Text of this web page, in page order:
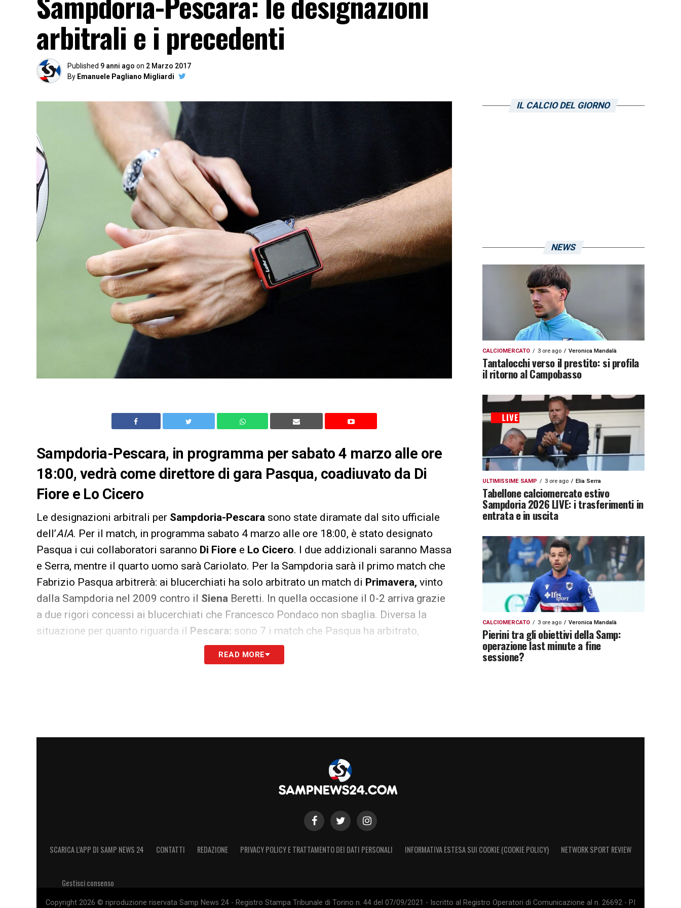
arbitrali e i precedenti
Published 9 anni ago on 2 Marzo 2017
By Emanuele Pagliano Migliardi
Sampdoria-Pescara, in programma per sabato 4 marzo alle ore
18:00, vedrà come direttore di gara Pasqua, coadiuvato da Di
Fiore e Lo Cicero
Le designazioni arbitrali per Sampdoria-Pescara sono state diramate dal sito ufficiale
dell’AIA. Per il match, in programma sabato 4 marzo alle ore 18:00, è stato designato
Pasqua i cui collaboratori saranno Di Fiore e Lo Cicero. I due addizionali saranno Massa
e Serra, mentre il quarto uomo sarà Cariolato. Per la Sampdoria sarà il primo match che
Fabrizio Pasqua arbitrerà: ai blucerchiati ha solo arbitrato un match di Primavera, vinto
dalla Sampdoria nel 2009 contro il Siena Beretti. In quella occasione il 0-2 arriva grazie
a due rigori concessi ai blucerchiati che Francesco Pondaco non sbaglia. Diversa la
situazione per quanto riguarda il Pescara: sono 7 i match che Pasqua ha arbitrato,
distribuiti in 5 vittorie, un pareggio e una sconfitta. Non ha mai concesso rigori contro o a
favore della squadra di Zeman, ma non ha mai lesinato con le ammonizioni durante i
READ MORE
IL CALCIO DEL GIORNO
NEWS
CALCIOMERCATO 3 ore ago Veronica Mandalà
Tantalocchi verso il prestito: si profila
il ritorno al Campobasso
ULTIMISSIME SAMP 3 ore ago Elia Serra
Tabellone calciomercato estivo
Sampdoria 2026 LIVE: i trasferimenti in
entrata e in uscita
CALCIOMERCATO 3 ore ago Veronica Mandalà
Pierini tra gli obiettivi della Samp:
operazione last minute a fine
sessione?
SCARICA L’APP DI SAMP NEWS 24 CONTATTI REDAZIONE PRIVACY POLICY E TRATTAMENTO DEI DATI PERSONALI INFORMATIVA ESTESA SUI COOKIE (COOKIE POLICY) NETWORK SPORT REVIEW
Gestisci consenso
Copyright 2026 © riproduzione riservata Samp News 24 - Registro Stampa Tribunale di Torino n. 44 del 07/09/2021 - Iscritto al Registro Operatori di Comunicazione al n. 26692 - PI